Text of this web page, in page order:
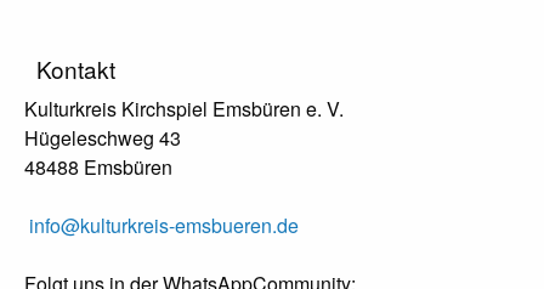
Kontakt
Kulturkreis Kirchspiel Emsbüren e. V.
Hügeleschweg 43
48488 Emsbüren
info@kulturkreis-emsbueren.de